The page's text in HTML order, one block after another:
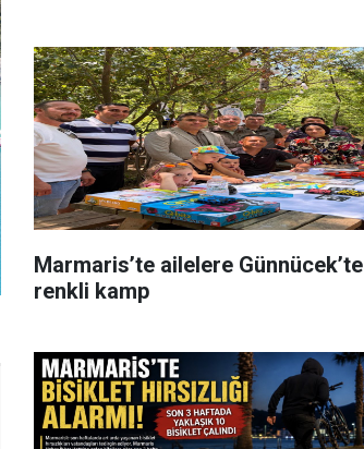
Marmaris’te ailelere Günnücek’te
renkli kamp